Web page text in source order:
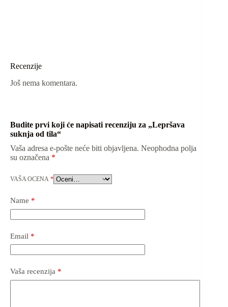
Recenzije
Još nema komentara.
Budite prvi koji će napisati recenziju za „Lepršava
suknja od tila“
Vaša adresa e-pošte neće biti objavljena. Neophodna polja
su označena *
VAŠA OCENA *
Name *
Email *
Vaša recenzija *